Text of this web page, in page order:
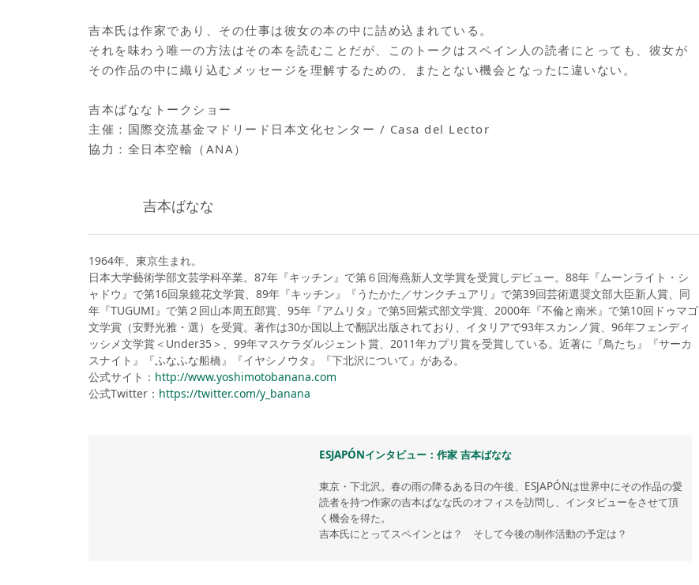
吉本氏は作家であり、その仕事は彼女の本の中に詰め込まれている。
それを味わう唯一の方法はその本を読むことだが、このトークはスペイン人の読者にとっても、彼女が
その作品の中に織り込むメッセージを理解するための、またとない機会となったに違いない。
吉本ばななトークショー
主催：国際交流基金マドリード日本文化センター / Casa del Lector
協力：全日本空輸（ANA）
吉本ばなな
1964年、東京生まれ。
日本大学藝術学部文芸学科卒業。87年『キッチン』で第６回海燕新人文学賞を受賞しデビュー。88年『ムーンライト・シ
ャドウ』で第16回泉鏡花文学賞、89年『キッチン』『うたかた／サンクチュアリ』で第39回芸術選奨文部大臣新人賞、同
年『TUGUMI』で第２回山本周五郎賞、95年『アムリタ』で第5回紫式部文学賞、2000年『不倫と南米』で第10回ドゥマゴ
文学賞（安野光雅・選）を受賞。著作は30か国以上で翻訳出版されており、イタリアで93年スカンノ賞、96年フェンディ
ッシメ文学賞＜Under35＞、99年マスケラダルジェント賞、2011年カプリ賞を受賞している。近著に『鳥たち』『サーカ
スナイト』『ふなふな船橋』『イヤシノウタ』『下北沢について』がある。
公式サイト： http://www.yoshimotobanana.com
公式Twitter： https://twitter.com/y_banana
ESJAPÓNインタビュー：作家 吉本ばなな
東京・下北沢。春の雨の降るある日の午後、ESJAPÓNは世界中にその作品の愛
読者を持つ作家の吉本ばなな氏のオフィスを訪問し、インタビューをさせて頂
く機会を得た。
吉本氏にとってスペインとは？ そして今後の制作活動の予定は？